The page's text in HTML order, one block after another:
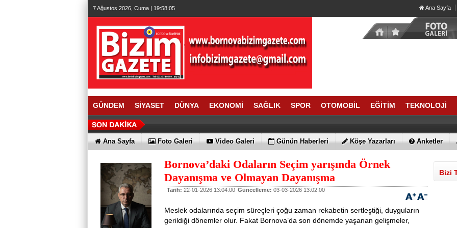
7 Ağustos 2026, Cuma | 19:58:05 Ana Sayfa
GÜNDEM SİYASET DÜNYA EKONOMİ SAĞLIK SPOR OTOMOBİL EĞİTİM TEKNOLOJİ
Ana Sayfa Foto Galeri Video Galeri Günün Haberleri Köşe Yazarları Anketler
Bornova’daki Odaların Seçim yarışında Örnek
Dayanışma ve Olmayan Dayanışma
Tarih: 22-01-2026 13:04:00 Güncelleme: 03-03-2026 13:02:00
Meslek odalarında seçim süreçleri çoğu zaman rekabetin sertleştiği, duyguların
gerildiği dönemler olur. Fakat Bornova’da son dönemde yaşanan gelişmeler,
Bizi